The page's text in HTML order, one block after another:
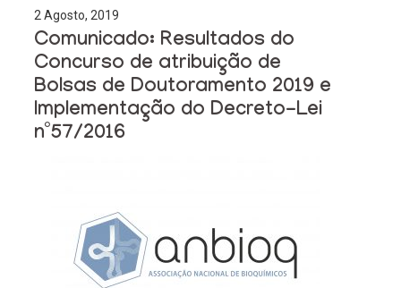
2 Agosto, 2019
Comunicado: Resultados do
Concurso de atribuição de
Bolsas de Doutoramento 2019 e
Implementação do Decreto-Lei
nº57/2016